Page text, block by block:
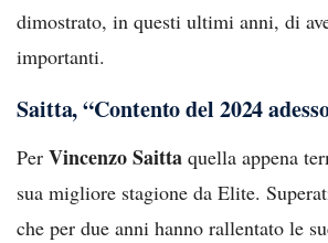
dimostrato, in questi ultimi anni, di
importanti.
Saitta, “Contento del 2024
Per Vincenzo Saitta quella appena
sua migliore stagione da Elite.
che per due anni hanno rallentato le